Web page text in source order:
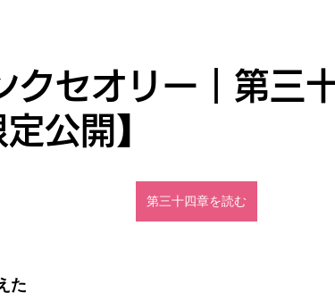
クセオリー｜第三
公開】
第三十四章を読む
た